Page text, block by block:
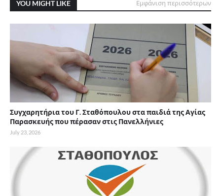
YOU MIGHT LIKE Εμφάνιση περισσότερων
Συγχαρητήρια του Γ. Σταθόπουλου στα παιδιά της Αγίας
Παρασκευής που πέρασαν στις Πανελλήνιες
July 23, 2026